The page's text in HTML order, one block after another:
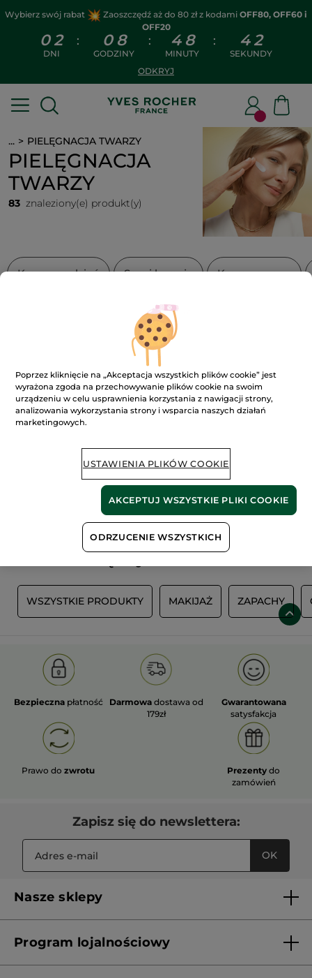
Wybierz swój rabat Zaoszczędź aż do 80 zł z kodami OFF80, OFF60 i
OFF20
0 2
DNI
: 0 8
GODZINY
: 4 8
MINUTY
: 4 2
SEKUNDY
ODKRYJ
... PIELĘGNACJA TWARZY
PIELĘGNACJA
TWARZY
83 znaleziony(e) produkt(y)
Kremy na dzień Sera i kuracje Kremy na noc
SORTUJ WEDŁUG
100%ekstrakty
roślinne
pól organicznych
Pokaż więcej
WSZYSTKIE PRODUKTY MAKIJAŻ ZAPACHY
Bezpieczna płatność Darmowa dostawa od
179zł
Gwarantowana
satysfakcja
Prawo dozwrotu Prezenty do
zamówień
Zapisz się do newslettera:
OK
Nasze sklepy
Franczyza
Program lojalnościowy
Poprzez kliknięcie na „Akceptacja wszystkich plików cookie” jest
wyrażona zgoda na przechowywanie plików cookie na swoim
urządzeniu w celu usprawnienia korzystania z nawigacji strony,
analizowania wykorzystania strony i wsparcia naszych działań
marketingowych.
USTAWIENIA PLIKÓW COOKIE
ODRZUCENIE WSZYSTKICH
AKCEPTUJ WSZYSTKIE PLIKI COOKIE